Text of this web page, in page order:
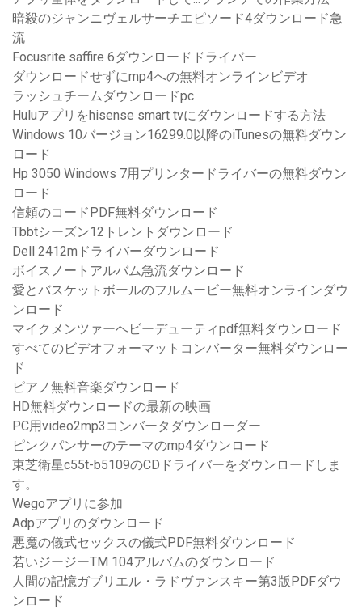
暗殺のジャンニヴェルサーチエピソード4ダウンロード急
流
Focusrite saffire 6ダウンロードドライバー
ダウンロードせずにmp4への無料オンラインビデオ
ラッシュチームダウンロードpc
Huluアプリをhisense smart tvにダウンロードする方法
Windows 10バージョン16299.0以降のiTunesの無料ダウン
ロード
Hp 3050 Windows 7用プリンタードライバーの無料ダウン
ロード
信頼のコードPDF無料ダウンロード
Tbbtシーズン12トレントダウンロード
Dell 2412mドライバーダウンロード
ボイスノートアルバム急流ダウンロード
愛とバスケットボールのフルムービー無料オンラインダウ
ンロード
マイクメンツァーヘビーデューティpdf無料ダウンロード
すべてのビデオフォーマットコンバーター無料ダウンロー
ド
ピアノ無料音楽ダウンロード
HD無料ダウンロードの最新の映画
PC用video2mp3コンバータダウンローダー
ピンクパンサーのテーマのmp4ダウンロード
東芝衛星c55t-b5109のCDドライバーをダウンロードしま
す。
Wegoアプリに参加
Adpアプリのダウンロード
悪魔の儀式セックスの儀式PDF無料ダウンロード
若いジージーTM 104アルバムのダウンロード
人間の記憶ガブリエル・ラドヴァンスキー第3版PDFダウ
ンロード